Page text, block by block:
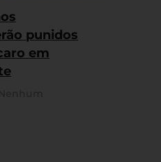
punidos
em